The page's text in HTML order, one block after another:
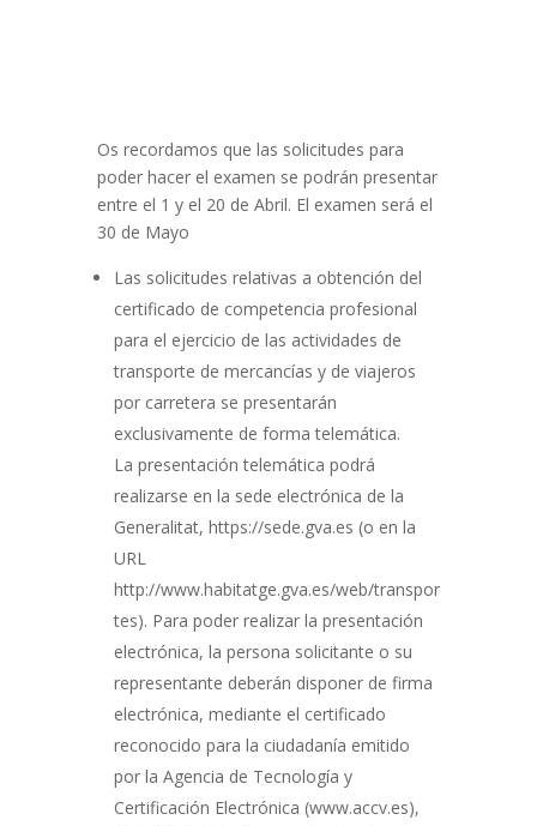
Os recordamos que las solicitudes para
poder hacer el examen se podrán presentar
entre el 1 y el 20 de Abril. El examen será el
30 de Mayo
Las solicitudes relativas a obtención del
certificado de competencia profesional
para el ejercicio de las actividades de
transporte de mercancías y de viajeros
por carretera se presentarán
exclusivamente de forma telemática.
La presentación telemática podrá
realizarse en la sede electrónica de la
Generalitat, https://sede.gva.es (o en la
URL
http://www.habitatge.gva.es/web/transpor
tes). Para poder realizar la presentación
electrónica, la persona solicitante o su
representante deberán disponer de firma
electrónica, mediante el certificado
reconocido para la ciudadanía emitido
por la Agencia de Tecnología y
Certificación Electrónica (www.accv.es),